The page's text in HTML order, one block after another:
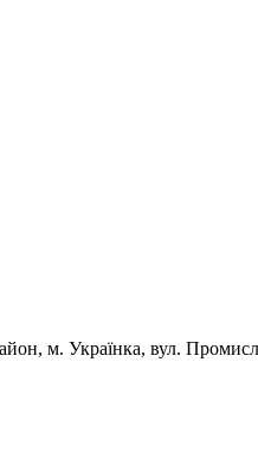
м. Українка, вул.